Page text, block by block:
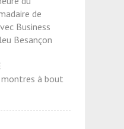
de
Business
Besançon
à bout